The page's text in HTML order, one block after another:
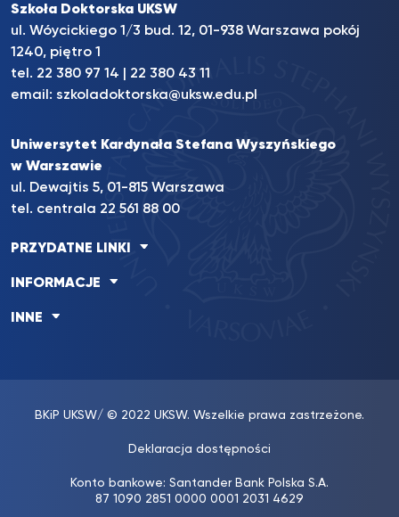
Szkoła Doktorska UKSW
ul. Wóycickiego 1/3 bud. 12, 01-938 Warszawa pokój
1240, piętro 1
tel. 22 380 97 14
22 380 43 11
email: szkoladoktorska@uksw.edu.pl
Uniwersytet Kardynała Stefana Wyszyńskiego
w Warszawie
ul. Dewajtis 5, 01-815 Warszawa
tel. centrala 22 561 88 00
PRZYDATNE LINKI
INFORMACJE
INNE
BKiP UKSW/ © 2022 UKSW. Wszelkie prawa zastrzeżone.
Deklaracja dostępności
Konto bankowe: Santander Bank Polska S.A.
87 1090 2851 0000 0001 2031 4629